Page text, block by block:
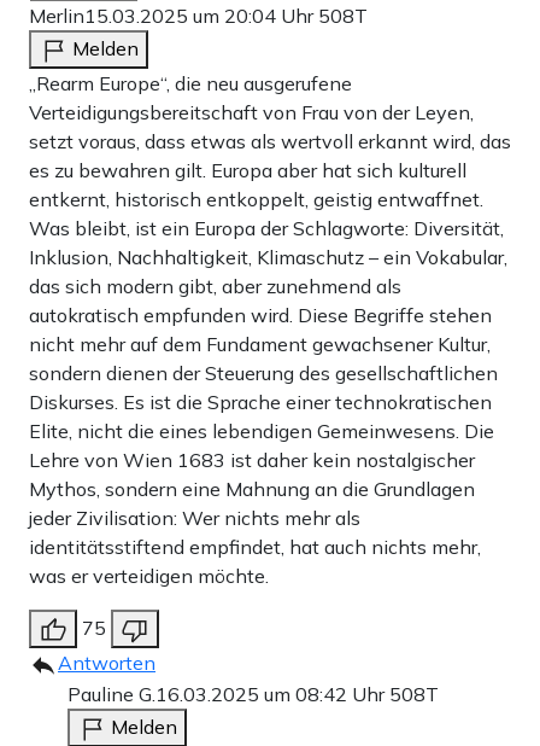
Merlin15.03.2025 um 20:04 Uhr 508T
Melden
„Rearm Europe“, die neu ausgerufene
Verteidigungsbereitschaft von Frau von der Leyen,
setzt voraus, dass etwas als wertvoll erkannt wird, das
es zu bewahren gilt. Europa aber hat sich kulturell
entkernt, historisch entkoppelt, geistig entwaffnet.
Was bleibt, ist ein Europa der Schlagworte: Diversität,
Inklusion, Nachhaltigkeit, Klimaschutz – ein Vokabular,
das sich modern gibt, aber zunehmend als
autokratisch empfunden wird. Diese Begriffe stehen
nicht mehr auf dem Fundament gewachsener Kultur,
sondern dienen der Steuerung des gesellschaftlichen
Diskurses. Es ist die Sprache einer technokratischen
Elite, nicht die eines lebendigen Gemeinwesens. Die
Lehre von Wien 1683 ist daher kein nostalgischer
Mythos, sondern eine Mahnung an die Grundlagen
jeder Zivilisation: Wer nichts mehr als
identitätsstiftend empfindet, hat auch nichts mehr,
was er verteidigen möchte.
75
Antworten
Pauline G.16.03.2025 um 08:42 Uhr 508T
Melden